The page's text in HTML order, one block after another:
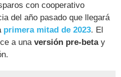
con cooperativo
del año pasado que llegará
primera mitad de 2023. El
a unaversión pre-betay